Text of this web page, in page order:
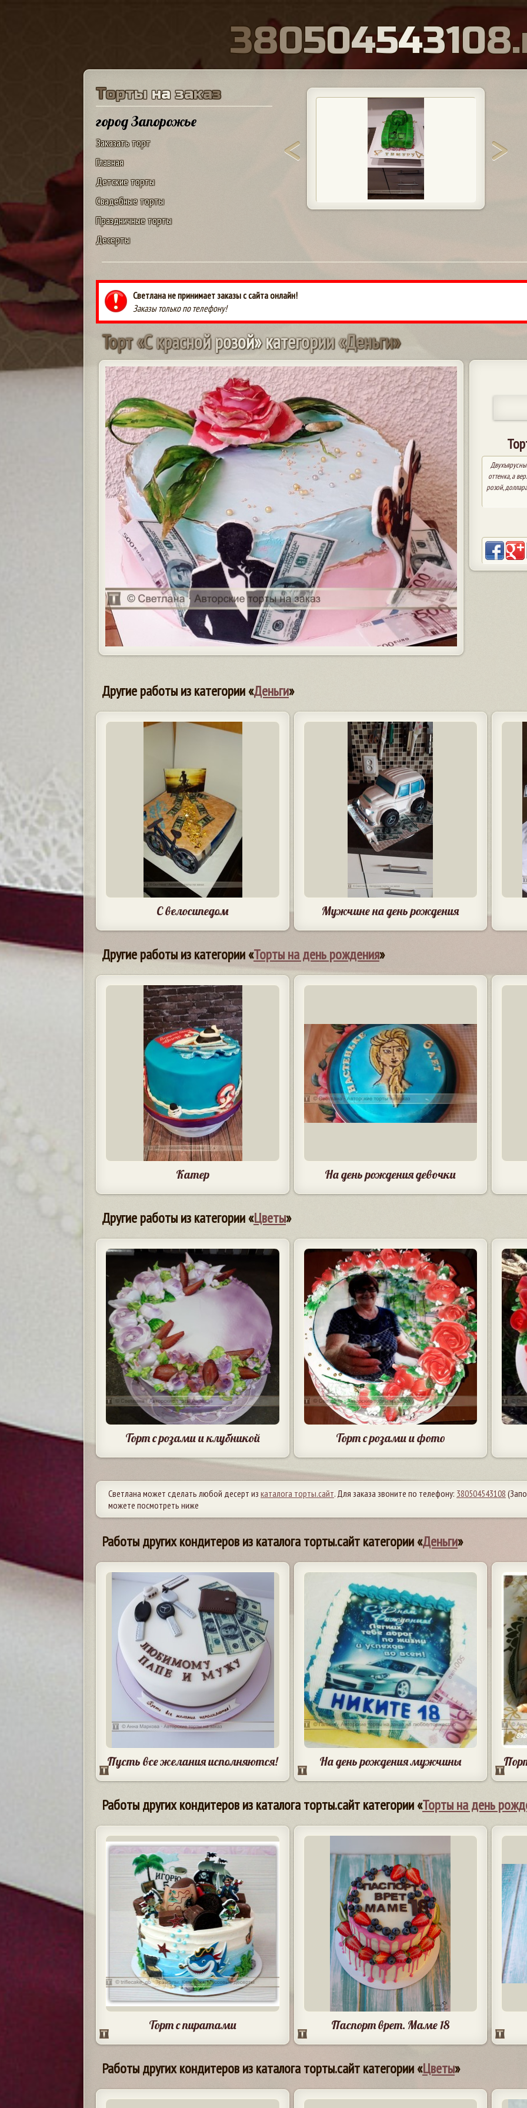
380504543108.
Торты на заказ
город Запорожье
Заказать торт
Главная
Детские торты
Свадебные торты
Праздничные торты
Десерты
Светлана не принимает заказы с сайта онлайн!
Заказы только по телефону!
Торт«Скраснойрозой»категории«Деньги»
оттенка, а
розой,
Другие работы из категории «Деньги»
С велосипедом Мужчине на день рождения
Другие работы из категории «Торты на день рождения»
Катер На день рождения девочки
Другие работы из категории «Цветы»
Торт с розами и клубникой Торт с розами и фото
Светлана может сделать любой десерт из каталога торты.сайт. Для заказа звоните по телефону: 380504543108
можете посмотреть ниже
Работы других кондитеров из каталога торты.сайт категории «Деньги»
Пусть все желания исполняются! На день рождения мужчины
Работы других кондитеров из каталога торты.сайт категории «Торты на день
Торт с пиратами Паспорт врет. Маме 18
Работы других кондитеров из каталога торты.сайт категории «Цветы»